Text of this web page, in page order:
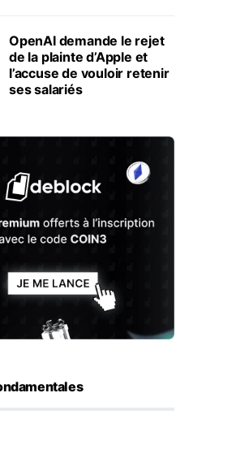
OpenAI demande le rejet
de la plainte d’Apple et
l’accuse de vouloir retenir
ses salariés